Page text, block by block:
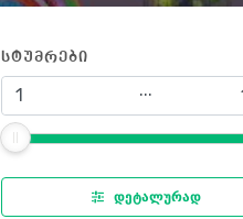
სტუმრები
...
დეტალურად